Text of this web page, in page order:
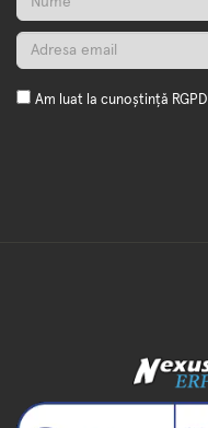
Am luat la cunoștință RGPD